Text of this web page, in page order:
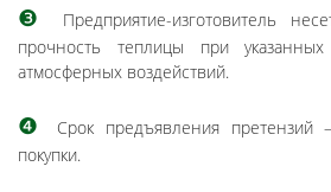
❸
Предприятие-изготовитель
прочность теплицы при
атмосферных воздействий.
❹ Срок предъявления
покупки.